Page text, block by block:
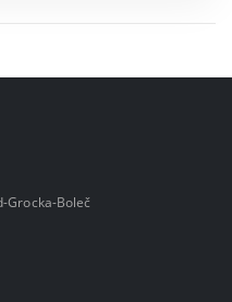
Grocka-Boleč